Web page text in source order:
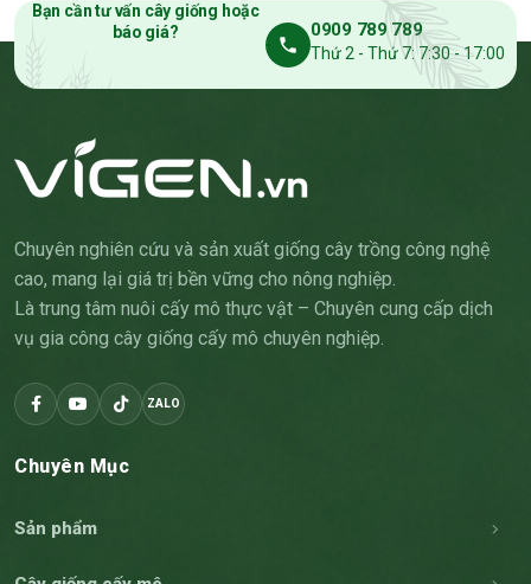
Bạn cần tư vấn cây giống hoặc
báo giá?
0909 789 789
Thứ 2 - Thứ 7: 7:30 - 17:00
Chuyên nghiên cứu và sản xuất giống cây trồng công nghệ
cao, mang lại giá trị bền vững cho nông nghiệp.
Là trung tâm nuôi cấy mô thực vật – Chuyên cung cấp dịch
vụ gia công cây giống cấy mô chuyên nghiệp.
ZALO
Chuyên Mục
Sản phẩm